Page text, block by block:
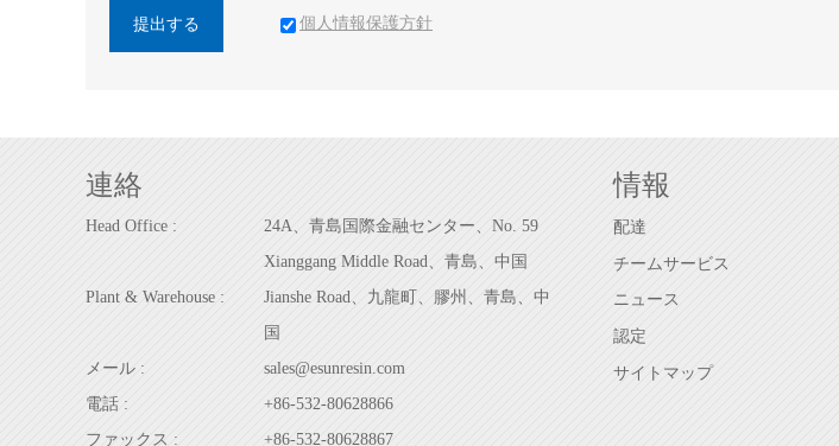
提出する 個人情報保護方針
連絡
Head Office :
24A、青島国際金融センター、No. 59
Xianggang Middle Road、青島、中国
Plant & Warehouse :
Jianshe Road、九龍町、膠州、青島、中
国
メール :
sales@esunresin.com
電話 :
+86-532-80628866
ファックス :
+86-532-80628867
情報
配達
チームサービス
ニュース
認定
サイトマップ